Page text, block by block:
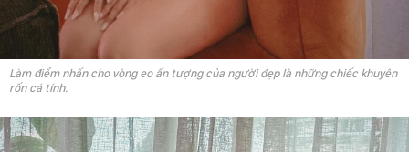
Làm điểm nhấn cho vòng eo ấn tượng của người đẹp là những chiếc khuyên
rốn cá tính.